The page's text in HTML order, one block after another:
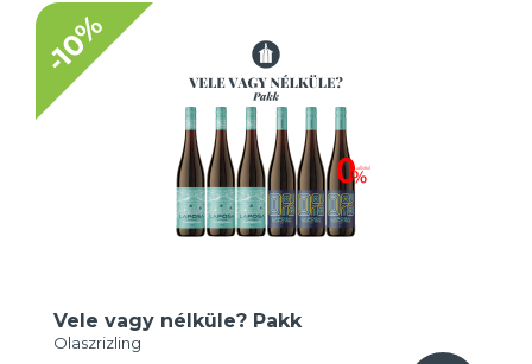
-10%
Vele vagy nélküle? Pakk
Olaszrizling